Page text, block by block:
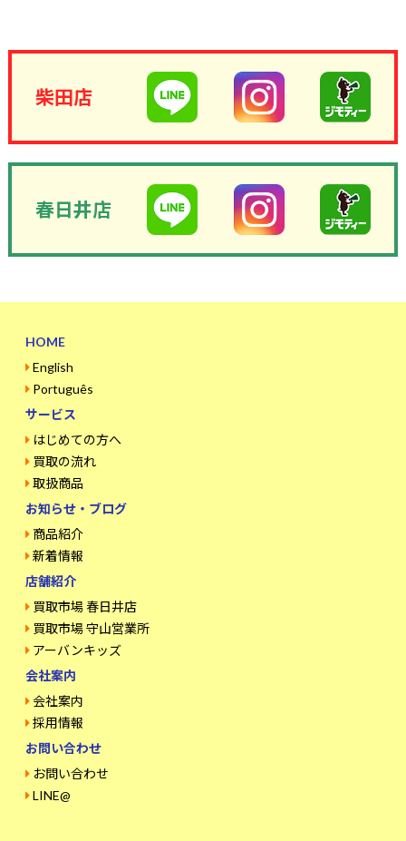
柴田店
春日井店
HOME
English
Português
サービス
はじめての方へ
買取の流れ
取扱商品
お知らせ・ブログ
商品紹介
新着情報
店舗紹介
買取市場 春日井店
買取市場 守山営業所
アーバンキッズ
会社案内
会社案内
採用情報
お問い合わせ
お問い合わせ
LINE@